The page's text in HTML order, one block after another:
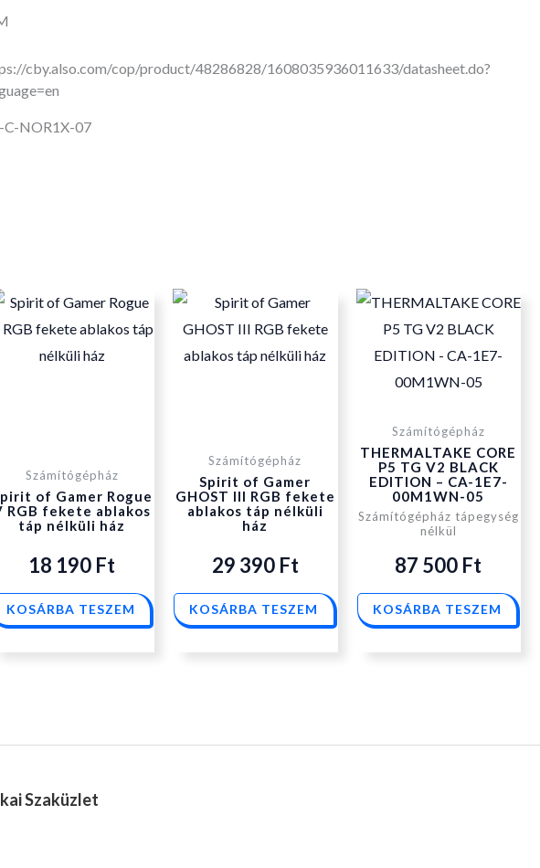
cby.also.com/cop/product/48286828/1608035936011633/datasheet.do?
C-NOR1X-07
Számítógépház
of Gamer Rogue
RGB fekete ablakos
táp nélküli ház
18 190 Ft
KOSÁRBA TESZEM
Számítógépház
Spirit of Gamer
GHOST III RGB fekete
ablakos táp nélküli
ház
29 390 Ft
KOSÁRBA TESZEM
Számítógépház
THERMALTAKE CORE
P5 TG V2 BLACK
EDITION – CA-1E7-
00M1WN-05
Számítógépház tápegység
nélkül
87 500 Ft
KOSÁRBA TESZEM
Szaküzlet